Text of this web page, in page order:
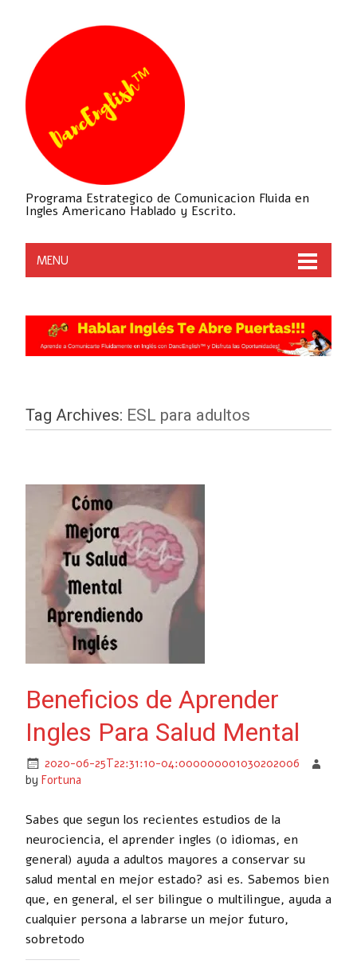
Programa Estrategico de Comunicacion Fluida en
Ingles Americano Hablado y Escrito.
MENU
Tag Archives: ESL para adultos
Beneficios de Aprender
Ingles Para Salud Mental
2020-06-25T22:31:10-04:000000001030202006
by Fortuna
Sabes que segun los recientes estudios de la
neurociencia, el aprender ingles (o idiomas, en
general) ayuda a adultos mayores a conservar su
salud mental en mejor estado? asi es. Sabemos bien
que, en general, el ser bilingue o multilingue, ayuda a
cualquier persona a labrarse un mejor futuro,
sobretodo